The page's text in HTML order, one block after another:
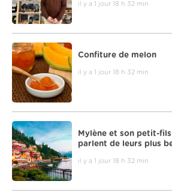
il y a 1 jour 18 h 32 min
Confiture de melon
il y a 1 jour 18 h 32 min
Mylène et son petit-
parlent de leurs plus
il y a 1 jour 18 h 32 min